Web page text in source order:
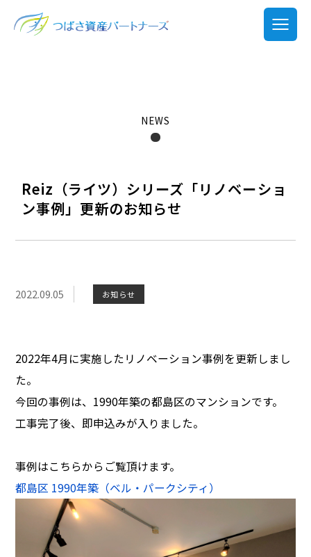
Reiz（ライツ）シリーズ「リノベーショ
ン事例」更新のお知らせ
NEWS
2022.09.05 お知らせ
2022年4月に実施したリノベーション事例を更新しまし
た。
今回の事例は、1990年築の都島区のマンションです。
工事完了後、即申込みが入りました。
事例はこちらからご覧頂けます。
都島区 1990年築（ベル・パークシティ）